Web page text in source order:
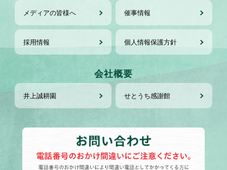
メディアの皆様へ 催事情報
採用情報 個人情報保護方針
会社概要
井上誠耕園 せとうち感謝館